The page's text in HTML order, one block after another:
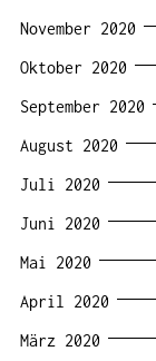
November 2020
Oktober 2020
September 2020
August 2020
Juli 2020
Juni 2020
Mai 2020
April 2020
März 2020